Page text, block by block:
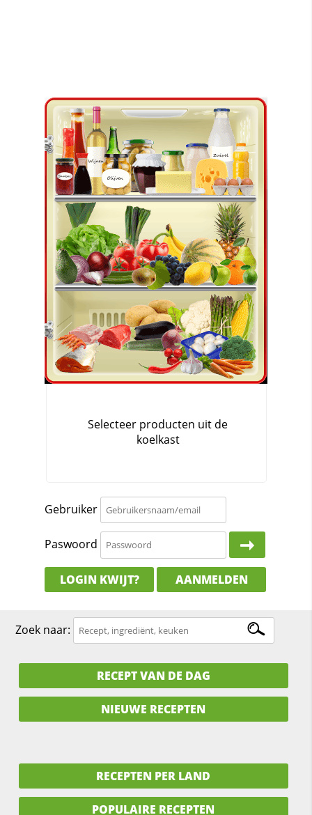
Gebruiker
Paswoord
LOGIN KWIJT? AANMELDEN
Zoek naar:
RECEPT VAN DE DAG
NIEUWE RECEPTEN
RECEPTEN PER LAND
POPULAIRE RECEPTEN